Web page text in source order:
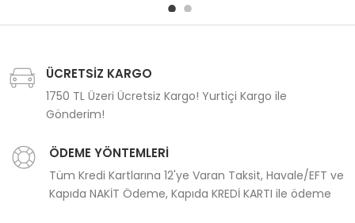
ÜCRETSİZ KARGO
1750 TL Üzeri Ücretsiz Kargo! Yurtiçi Kargo ile
Gönderim!
ÖDEME YÖNTEMLERİ
Tüm Kredi Kartlarına 12'ye Varan Taksit, Havale/EFT ve
Kapıda NAKİT Ödeme, Kapıda KREDİ KARTI ile ödeme